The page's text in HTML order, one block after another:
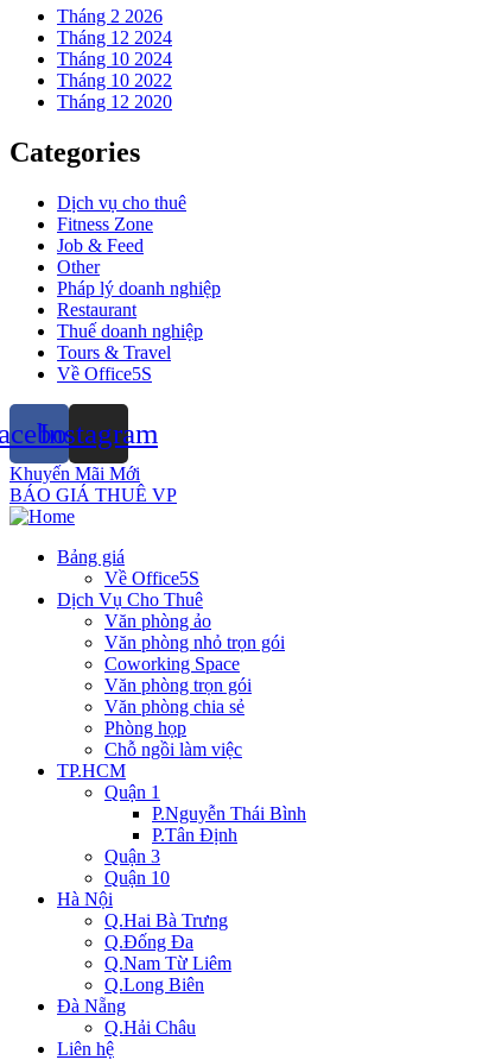
Tháng 2 2026
Tháng 12 2024
Tháng 10 2024
Tháng 10 2022
Tháng 12 2020
Categories
Dịch vụ cho thuê
Fitness Zone
Job & Feed
Other
Pháp lý doanh nghiệp
Restaurant
Thuế doanh nghiệp
Tours & Travel
Về Office5S
Instagram
Khuyến Mãi Mới
BÁO GIÁ THUÊ VP
Bảng giá
Về Office5S
Dịch Vụ Cho Thuê
Văn phòng ảo
Văn phòng nhỏ trọn gói
Coworking Space
Văn phòng trọn gói
Văn phòng chia sẻ
Phòng họp
Chỗ ngồi làm việc
TP.HCM
Quận 1
P.Nguyễn Thái Bình
P.Tân Định
Quận 3
Quận 10
Hà Nội
Q.Hai Bà Trưng
Q.Đống Đa
Q.Nam Từ Liêm
Q.Long Biên
Đà Nẵng
Q.Hải Châu
Liên hệ